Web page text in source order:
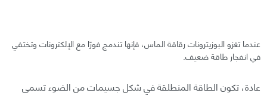
عندما تغزو البوزيترونات رقاقة الماس، فإنها تندمج فورًا مع الإلكترونات وتختفي
في انفجار طاقة ضعيف.
عادة، تكون الطاقة المنطلقة في شكل جسيمات من الضوء تسمى